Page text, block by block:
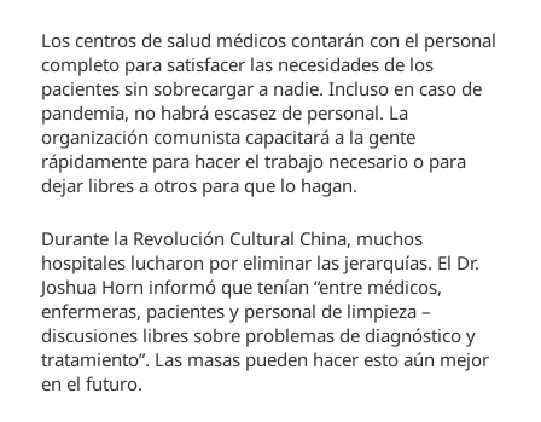
Los centros de salud médicos contarán con el personal
completo para satisfacer las necesidades de los
pacientes sin sobrecargar a nadie. Incluso en caso de
pandemia, no habrá escasez de personal. La
organización comunista capacitará a la gente
rápidamente para hacer el trabajo necesario o para
dejar libres a otros para que lo hagan.
Durante la Revolución Cultural China, muchos
hospitales lucharon por eliminar las jerarquías. El Dr.
Joshua Horn informó que tenían “entre médicos,
enfermeras, pacientes y personal de limpieza –
discusiones libres sobre problemas de diagnóstico y
tratamiento”. Las masas pueden hacer esto aún mejor
en el futuro.